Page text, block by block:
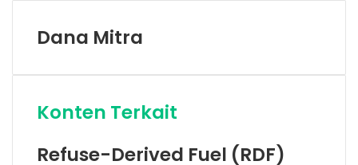
Dana Mitra
Konten Terkait
Refuse-Derived Fuel (RDF)